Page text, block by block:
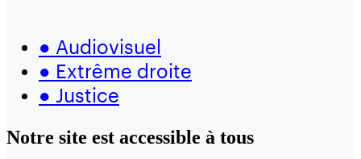
● Audiovisuel
● Extrême droite
● Justice
Notre site est accessible à tous